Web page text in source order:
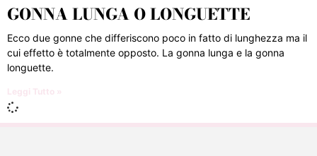
GONNA LUNGA O LONGUETTE
Ecco due gonne che differiscono poco in fatto di lunghezza ma il
cui effetto è totalmente opposto. La gonna lunga e la gonna
longuette.
Leggi Tutto »